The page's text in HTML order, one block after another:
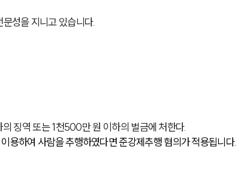
문성을 지니고 있습니다.
징역 또는 1천500만 원 이하의 벌금에 처한다.
용하여 사람을 추행하였다면 준강제추행 혐의가 적용됩니다.